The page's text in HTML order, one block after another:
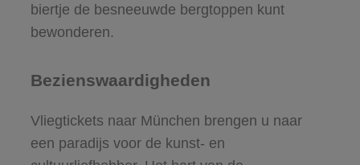
biertje de besneeuwde bergtoppen kunt
bewonderen.
Bezienswaardigheden
Vliegtickets naar München brengen u naar
een paradijs voor de kunst- en